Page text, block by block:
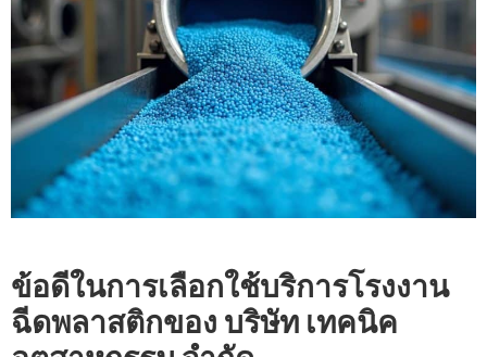
ข้อดีในการเลือกใช้บริการโรงงาน
ฉีดพลาสติกของ บริษัท เทคนิค